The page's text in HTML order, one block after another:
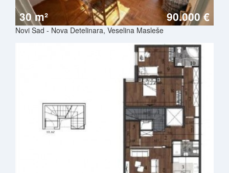
30 m² 90.000 €
Novi Sad - Nova Detelinara, Veselina Masleše